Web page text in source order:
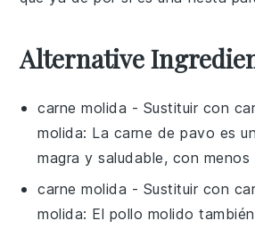
Alternative
carne molida - Sustituir con
molida: La carne de pavo es
magra y saludable, con menos
carne molida - Sustituir con
molida: El pollo molido